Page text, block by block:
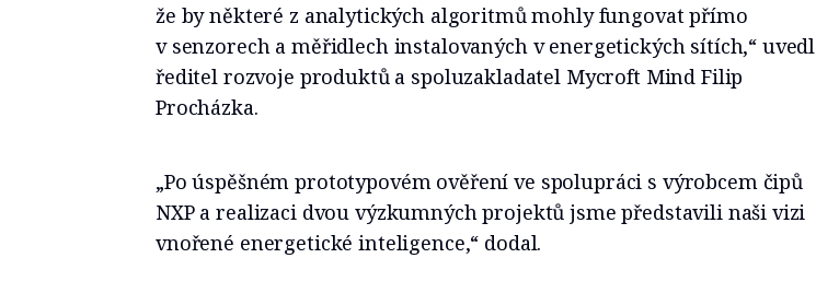
že by některé z analytických algoritmů mohly fungovat přímo
v senzorech a měřidlech instalovaných v energetických sítích,“ uvedl
ředitel rozvoje produktů a spoluzakladatel Mycroft Mind Filip
Procházka.
„Po úspěšném prototypovém ověření ve spolupráci s výrobcem čipů
NXP a realizaci dvou výzkumných projektů jsme představili naši vizi
vnořené energetické inteligence,“ dodal.